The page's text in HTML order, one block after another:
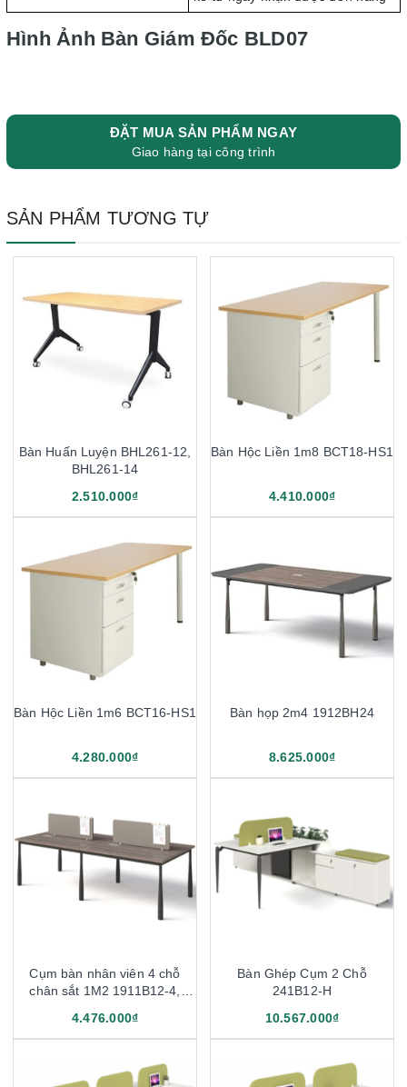
Hình Ảnh Bàn Giám Đốc BLD07
ĐẶT MUA SẢN PHẨM NGAY
Giao hàng tại công trình
SẢN PHẨM TƯƠNG TỰ
Bàn Huấn Luyện BHL261-12,
BHL261-14
2.510.000₫
Bàn Hộc Liền 1m8 BCT18-HS1
4.410.000₫
Bàn Hộc Liền 1m6 BCT16-HS1
4.280.000₫
Bàn họp 2m4 1912BH24
8.625.000₫
Cụm bàn nhân viên 4 chỗ
chân sắt 1M2 1911B12-4,
4.476.000₫
Bàn Ghép Cụm 2 Chỗ
241B12-H
10.567.000₫